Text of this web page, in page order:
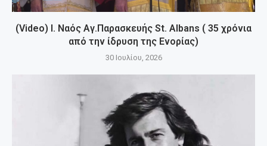
(Video) Ι. Ναός Αγ.Παρασκευής St. Albans ( 35 χρόνια
από την ίδρυση της Ενορίας)
30 Ιουλίου, 2026